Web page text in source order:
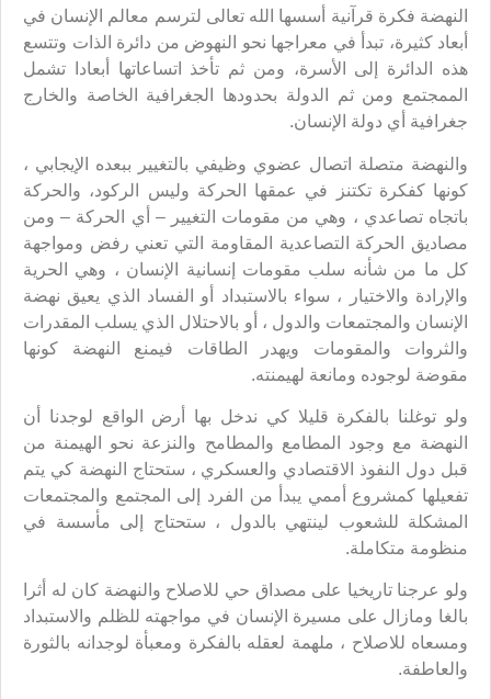
النهضة فكرة قرآنية أسسها الله تعالى لترسم معالم الإنسان في
أبعاد كثيرة، تبدأ في معراجها نحو النهوض من دائرة الذات وتتسع
هذه الدائرة إلى الأسرة، ومن ثم تأخذ اتساعاتها أبعادا تشمل
الممجتمع ومن ثم الدولة بحدودها الجغرافية الخاصة والخارج
جغرافية أي دولة الإنسان.
والنهضة متصلة اتصال عضوي وظيفي بالتغيير ببعده الإيجابي ،
كونها كفكرة تكتنز في عمقها الحركة وليس الركود، والحركة
باتجاه تصاعدي ، وهي من مقومات التغيير – أي الحركة – ومن
مصاديق الحركة التصاعدية المقاومة التي تعني رفض ومواجهة
كل ما من شأنه سلب مقومات إنسانية الإنسان ، وهي الحرية
والإرادة والاختيار ، سواء بالاستبداد أو الفساد الذي يعيق نهضة
الإنسان والمجتمعات والدول ، أو بالاحتلال الذي يسلب المقدرات
والثروات والمقومات ويهدر الطاقات فيمنع النهضة كونها
مقوضة لوجوده ومانعة لهيمنته.
ولو توغلنا بالفكرة قليلا كي ندخل بها أرض الواقع لوجدنا أن
النهضة مع وجود المطامع والمطامح والنزعة نحو الهيمنة من
قبل دول النفوذ الاقتصادي والعسكري ، ستحتاج النهضة كي يتم
تفعيلها كمشروع أممي يبدأ من الفرد إلى المجتمع والمجتمعات
المشكلة للشعوب لينتهي بالدول ، ستحتاج إلى مأسسة في
منظومة متكاملة.
ولو عرجنا تاريخيا على مصداق حي للاصلاح والنهضة كان له أثرا
بالغا ومازال على مسيرة الإنسان في مواجهته للظلم والاستبداد
ومسعاه للاصلاح ، ملهمة لعقله بالفكرة ومعبأة لوجدانه بالثورة
والعاطفة.